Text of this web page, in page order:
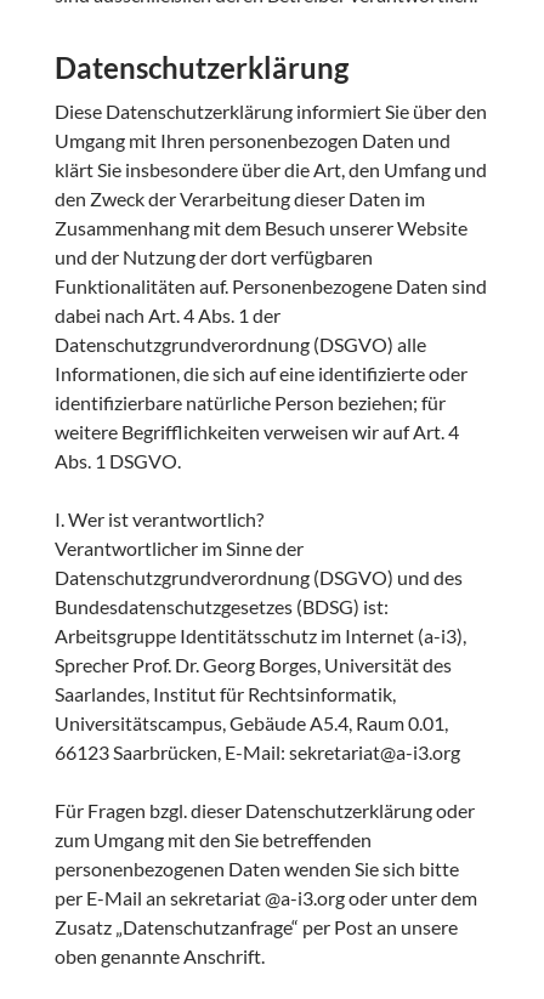
Datenschutzerklärung
Diese Datenschutzerklärung informiert Sie über den
Umgang mit Ihren personenbezogen Daten und
klärt Sie insbesondere über die Art, den Umfang und
den Zweck der Verarbeitung dieser Daten im
Zusammenhang mit dem Besuch unserer Website
und der Nutzung der dort verfügbaren
Funktionalitäten auf. Personenbezogene Daten sind
dabei nach Art. 4 Abs. 1 der
Datenschutzgrundverordnung (DSGVO) alle
Informationen, die sich auf eine identifizierte oder
identifizierbare natürliche Person beziehen; für
weitere Begrifflichkeiten verweisen wir auf Art. 4
Abs. 1 DSGVO.
I. Wer ist verantwortlich?
Verantwortlicher im Sinne der
Datenschutzgrundverordnung (DSGVO) und des
Bundesdatenschutzgesetzes (BDSG) ist:
Arbeitsgruppe Identitätsschutz im Internet (a-i3),
Sprecher Prof. Dr. Georg Borges, Universität des
Saarlandes, Institut für Rechtsinformatik,
Universitätscampus, Gebäude A5.4, Raum 0.01,
66123 Saarbrücken, E-Mail: sekretariat@a-i3.org
Für Fragen bzgl. dieser Datenschutzerklärung oder
zum Umgang mit den Sie betreffenden
personenbezogenen Daten wenden Sie sich bitte
per E-Mail an sekretariat @a-i3.org oder unter dem
Zusatz „Datenschutzanfrage“ per Post an unsere
oben genannte Anschrift.